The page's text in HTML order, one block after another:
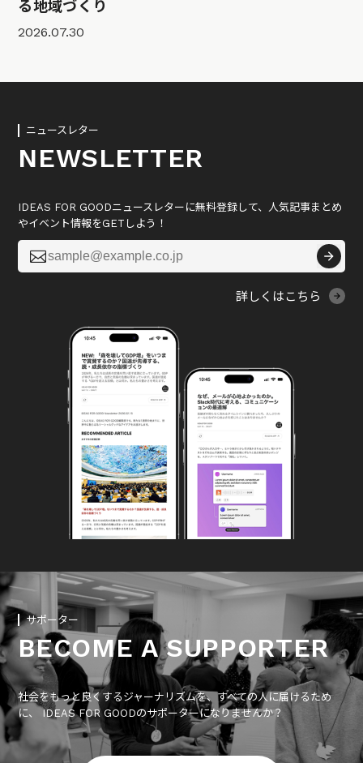
る地域づくり
2026.07.30
ニュースレター
NEWSLETTER
IDEAS FOR GOODニュースレターに無料登録して、人気記事まとめ
やイベント情報をGETしよう！

詳しくはこちら
サポーター
BECOME A SUPPORTER
社会をもっと良くするジャーナリズムを、すべての人に届けるため
に、 IDEAS FOR GOODのサポーターになりませんか？